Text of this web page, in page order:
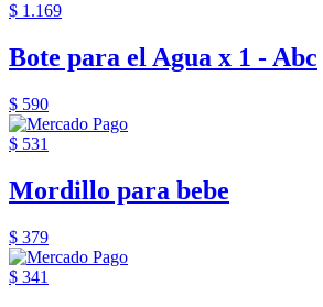
$ 1.169
Bote para el Agua x 1 - Abc
$ 590
$ 531
Mordillo para bebe
$ 379
$ 341